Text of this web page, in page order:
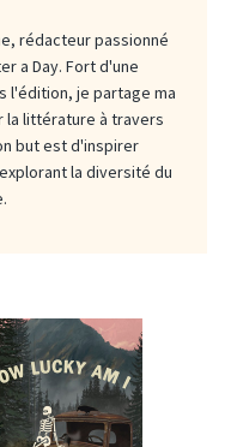
rédacteur passionné
a Day. Fort d'une
l'édition, je partage ma
la littérature à travers
but est d'inspirer
la diversité du